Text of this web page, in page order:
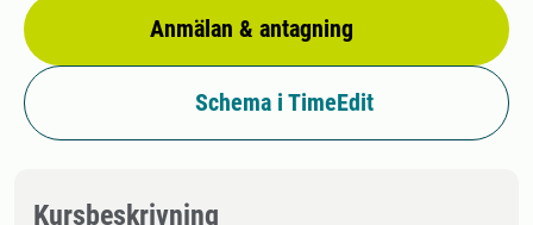
Anmälan & antagning
Schema i TimeEdit
Kursbeskrivning